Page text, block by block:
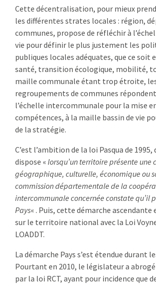
Cette décentralisation, pour mieux
les différentes strates locales : région,
communes, propose de réfléchir à
vie pour définir le plus justement les
publiques locales adéquates, que ce soit
santé, transition écologique, mobilité,
maille communale étant trop étroite,
regroupements de communes
l’échelle intercommunale pour la mise
compétences, à la maille bassin de vie
de la stratégie.
C’est l’ambition de la loi Pasqua de 1995,
dispose « lorsqu’un territoire présente une
géographique, culturelle, économique ou
commission départementale de la
intercommunale concernée constate qu’il
Pays« . Puis, cette démarche ascendante
sur le territoire national avec la Loi
LOADDT.
La démarche Pays s’est étendue durant
Pourtant en 2010, le législateur a abrogé
par la loi RCT, ayant pour incidence que